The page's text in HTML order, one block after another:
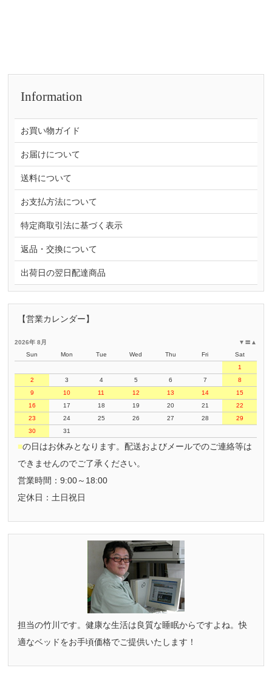
Information
お買い物ガイド
お届けについて
送料について
お支払方法について
特定商取引法に基づく表示
返品・交換について
出荷日の翌日配達商品
【営業カレンダー】
▲
〓
▼
2026年 8月
Sun
Mon Tue Wed Thu Fri
Sat
1
2
3 4 5 6 7
8
9
10 11 12 13 14
15
16
17 18 19 20 21
22
23
24 25 26 27 28
29
30
31
■の日はお休みとなります。配送およびメールでのご連絡等は
できませんのでご了承ください。
営業時間：9:00～18:00
定休日：土日祝日
担当の竹川です。健康な生活は良質な睡眠からですよね。快
適なベッドをお手頃価格でご提供いたします！